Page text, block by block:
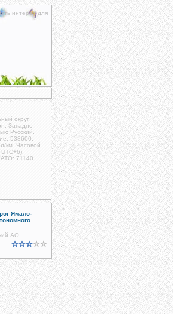
интерес для
округ:
Западно-
Русский.
538600.
км. Часовой
71140.
Ямало-
АО